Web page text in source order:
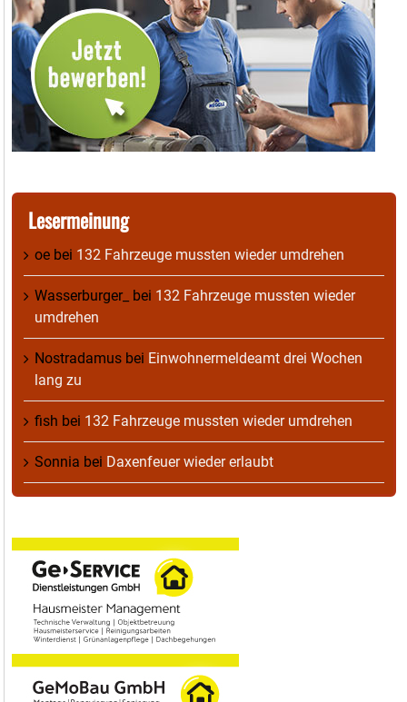
Lesermeinung
oe bei 132 Fahrzeuge mussten wieder umdrehen
Wasserburger_ bei 132 Fahrzeuge mussten wieder
umdrehen
Nostradamus bei Einwohnermeldeamt drei Wochen
lang zu
fish bei 132 Fahrzeuge mussten wieder umdrehen
Sonnia bei Daxenfeuer wieder erlaubt